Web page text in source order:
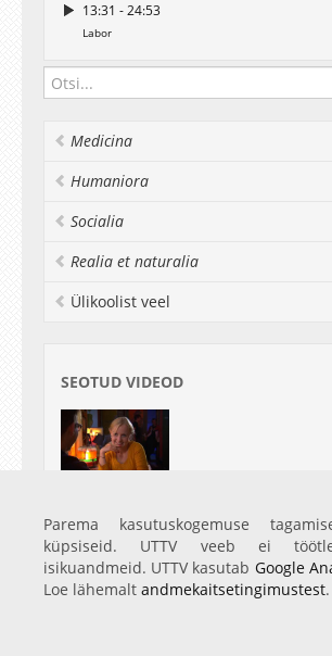
armastus käsikäes päikeseloojangut
Kaks tütarlast õpivad ülikoolis ja
neist mööda läinud, elu veereb, aga
praktikumini pole õppetöö elukoolis
päeval saabub aga pööre…
produtsent
13:31 - 24:53
Labor
Medicina
Humaniora
Socialia
Realia et naturalia
Ülikoolist veel
SEOTUD VIDEOD
maadlusklubi
21.11.12
Parema kasutuskogemuse
küpsiseid. UTTV veeb ei
isikuandmeid. UTTV kasutab Google
Loe lähemalt andmekaitsetingimustest.